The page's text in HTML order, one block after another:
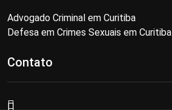
Advogado Criminal em Curitiba
Defesa em Crimes Sexuais em Curitiba
Contato